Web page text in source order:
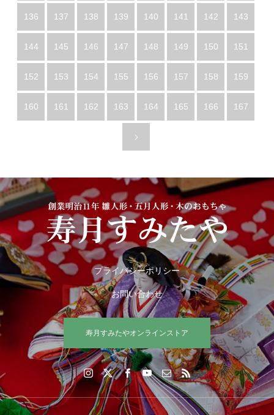
136 137 138 139 140 141 142 143
144 145 146 147 148 149 150 151
152 153 154 155 156 157 158 159
160 161 162 163 164 165 166 167
プライバシーポリシー
お問い合わせ
寿月すみたやオンラインストア